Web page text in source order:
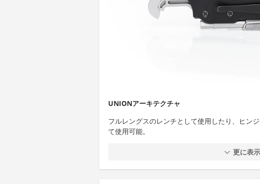
UNIONアーキテクチャ
フルレングスのレンチとして使用したり、ヒン
て使用可能。
更に表示